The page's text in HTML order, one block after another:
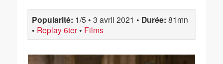
Popularité: 1/5 • 3 avril 2021 • Durée: 81mn
• Replay 6ter • Films